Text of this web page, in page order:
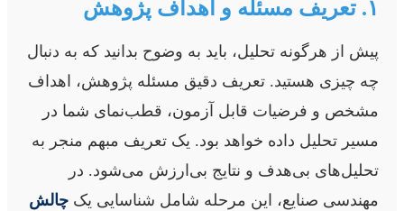
۱. تعریف مسئله و اهداف پژوهش
پیش از هرگونه تحلیل، باید به وضوح بدانید که به دنبال
چه چیزی هستید. تعریف دقیق مسئله پژوهش، اهداف
مشخص و فرضیات قابل آزمون، قطب‌نمای شما در
مسیر تحلیل داده خواهد بود. یک تعریف مبهم منجر به
تحلیل‌های بی‌هدف و نتایج بی‌ارزش می‌شود. در
مهندسی صنایع، این مرحله شامل شناسایی یک چالش